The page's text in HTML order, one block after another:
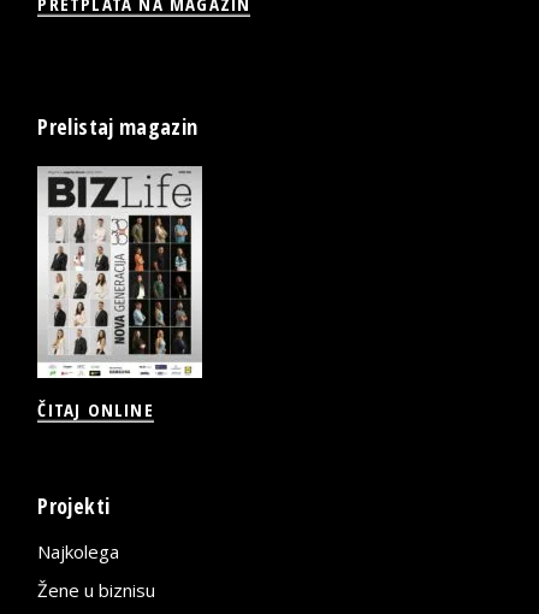
Prelistaj magazin
ČITAJ ONLINE
Projekti
Najkolega
Žene u biznisu